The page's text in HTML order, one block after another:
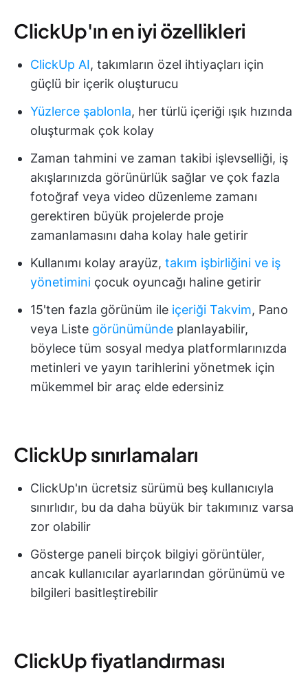
ClickUp'ın en iyi özellikleri
ClickUp AI, takımların özel ihtiyaçları için
güçlü bir içerik oluşturucu
Yüzlerce şablonla, her türlü içeriği ışık hızında
oluşturmak çok kolay
Zaman tahmini ve zaman takibi işlevselliği, iş
akışlarınızda görünürlük sağlar ve çok fazla
fotoğraf veya video düzenleme zamanı
gerektiren büyük projelerde proje
zamanlamasını daha kolay hale getirir
Kullanımı kolay arayüz, takım işbirliğini ve iş
yönetimini çocuk oyuncağı haline getirir
15'ten fazla görünüm ile içeriği Takvim, Pano
veya Liste görünümünde planlayabilir,
böylece tüm sosyal medya platformlarınızda
metinleri ve yayın tarihlerini yönetmek için
mükemmel bir araç elde edersiniz
ClickUp sınırlamaları
ClickUp'ın ücretsiz sürümü beş kullanıcıyla
sınırlıdır, bu da daha büyük bir takımınız varsa
zor olabilir
Gösterge paneli birçok bilgiyi görüntüler,
ancak kullanıcılar ayarlarından görünümü ve
bilgileri basitleştirebilir
ClickUp fiyatlandırması